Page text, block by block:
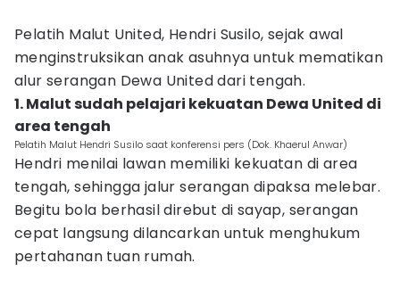
Pelatih Malut United, Hendri Susilo, sejak awal
menginstruksikan anak asuhnya untuk mematikan
alur serangan Dewa United dari tengah.
1. Malut sudah pelajari kekuatan Dewa United di
area tengah
Pelatih Malut Hendri Susilo saat konferensi pers (Dok. Khaerul Anwar)
Hendri menilai lawan memiliki kekuatan di area
tengah, sehingga jalur serangan dipaksa melebar.
Begitu bola berhasil direbut di sayap, serangan
cepat langsung dilancarkan untuk menghukum
pertahanan tuan rumah.